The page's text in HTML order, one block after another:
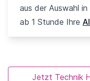
aus der Auswahl
ab 1 Stunde Ihre
Jetzt Technik